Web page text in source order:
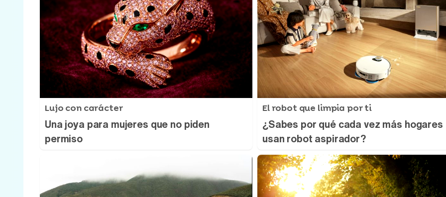
Lujo con carácter
Una joya para mujeres que no piden
permiso
El robot que limpia por ti
¿Sabes por qué cada vez más hogares
usan robot aspirador?